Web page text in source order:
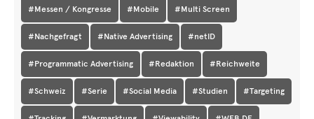
#Messen / Kongresse #Mobile #Multi Screen
#Nachgefragt #Native Advertising #netID
#Programmatic Advertising #Redaktion #Reichweite
#Schweiz #Serie #Social Media #Studien #Targeting